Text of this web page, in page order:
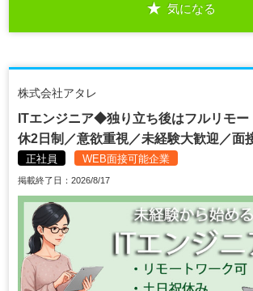
気になる
株式会社アタレ
ITエンジニア◆独り立ち後はフルリモー
休2日制／意欲重視／未経験大歓迎／
正社員 WEB面接可能企業
掲載終了日：2026/8/17